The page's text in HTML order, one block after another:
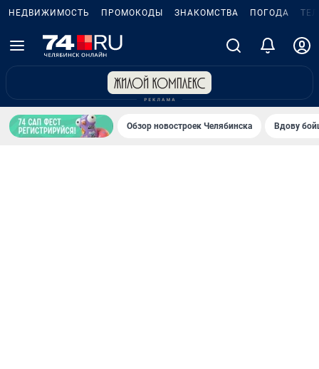
НЕДВИЖИМОСТЬ ПРОМОКОДЫ ЗНАКОМСТВА ПОГОДА
Обзор новостроек Челябинска Вдову